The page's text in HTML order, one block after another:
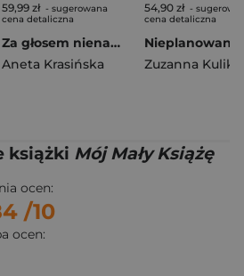
59,99 zł - sugerowana
cena detaliczna
Za głosem nienawiści. Barwy uczuć. Tom 2 Duże litery
Aneta Krasińska
54,90 zł -
cena detaliczna
Zuzanna Kulik
książki Mój Mały Książę
ocen:
/10
ocen: